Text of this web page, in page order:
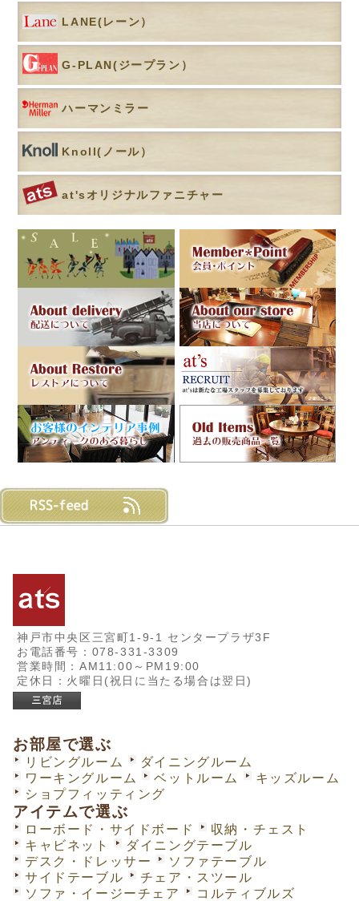
LANE(レーン）
G-PLAN(ジープラン）
ハーマンミラー
Knoll(ノール）
at'sオリジナルファニチャー
神戸市中央区三宮町1-9-1 センタープラザ3F
お電話番号：078-331-3309
営業時間：AM11:00～PM19:00
定休日：火曜日(祝日に当たる場合は翌日)
お部屋で選ぶ
リビングルーム
ダイニングルーム
ワーキングルーム
ベットルーム
キッズルーム
ショプフィッティング
アイテムで選ぶ
ローボード・サイドボード
収納・チェスト
キャビネット
ダイニングテーブル
デスク・ドレッサー
ソファテーブル
サイドテーブル
チェア・スツール
ソファ・イージーチェア
コルティブルズ